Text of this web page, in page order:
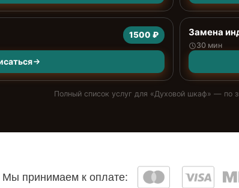
1500 ₽ Замена
30 мин
Полный список услуг для «Духовой шкаф» — по
Мы принимаем к оплате: